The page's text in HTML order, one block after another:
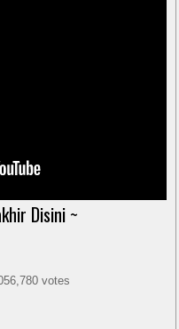
Disini ~
votes